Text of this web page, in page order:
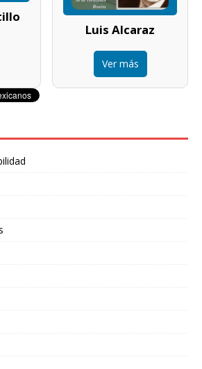
Luis Alcaraz
Ver más